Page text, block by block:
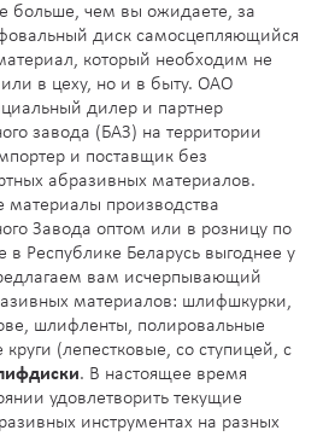
больше, чем вы ожидаете, за
диск самосцепляющийся
который необходим не
в цеху, но и в быту. ОАО
дилер и партнер
завода (БАЗ) на территории
и поставщик без
абразивных материалов.
материалы производства
Завода оптом или в розницу по
в Республике Беларусь выгоднее у
вам исчерпывающий
материалов: шлифшкурки,
шлифленты, полировальные
(лепестковые, со ступицей, с
. В настоящее время
удовлетворить текущие
инструментах на разных